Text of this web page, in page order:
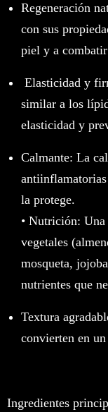
Regeneración
con sus
piel y a
Elasticidad y
similar a los
elasticidad y
Calmante: La
la protege.
• Nutrición:
vegetales
mosqueta,
nutrientes que
Textura
convierten en
Ingredientes